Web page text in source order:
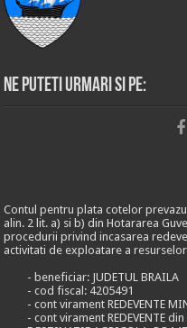
Ne puteti urmari si pe:
Contul pentru plata cotelor
alin. 2 lit. a) si b) din Hotararea
procedurii privind incasarea
activitati de exploatare a
- beneficiar: JUDETUL BRAILA
- cod fiscal: 4205491
- cont virament REDEVENTE
- cont virament REDEVENTE din